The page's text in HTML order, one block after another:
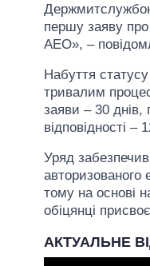
першу заяву про
АЕО», –
Набуття
тривалим
заяви – 30 днів,
відповідності –
Уряд
авторизованого
тому на основі
обіцянці
АКТУАЛЬНЕ